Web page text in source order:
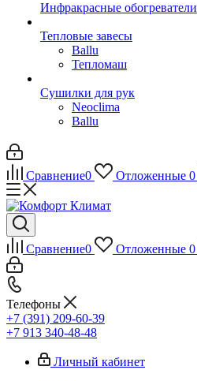
Инфракрасные обогреватели
Тепловые завесы
Ballu
Тепломаш
Сушилки для рук
Neoclima
Ballu
Сравнение0 Отложенные 0
Сравнение0 Отложенные 0
Телефоны
+7 (391) 209-60-39
+7 913 340-48-48
Личный кабинет